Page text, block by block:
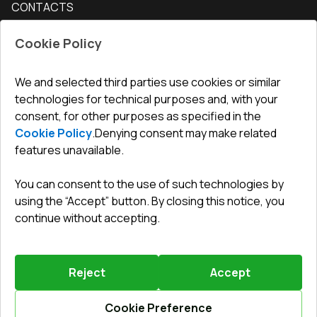
Interior doors
How to measure windows
For companies, cooperation
Conditions for returning goods
Guarantee
CONTACTS
undefined(undefined)
info@toptechnik.com.pl
Polityka prywatności
REGULAMIN
©2026.All right reserved.Powered byVitrager.com.
Report a problem?
Cookie Policy
We and selected third parties use cookies or similar
technologies for technical purposes and, with your
consent, for other purposes as specified in the
Cookie Policy.Denying consent may make related
features unavailable.
You can consent to the use of such technologies by
using the “Accept” button. By closing this notice, you
continue without accepting.
Reject Accept
Cookie Preference